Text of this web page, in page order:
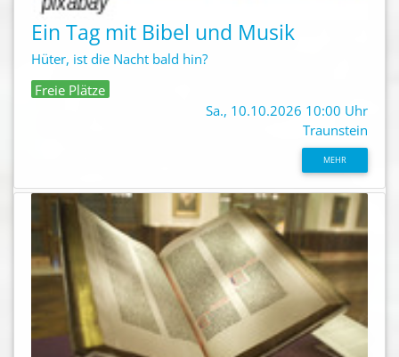
Ein Tag mit Bibel und Musik
Hüter, ist die Nacht bald hin?
Freie Plätze
Sa., 10.10.2026 10:00 Uhr
Traunstein
MEHR